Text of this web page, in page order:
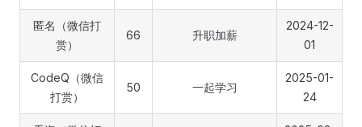
匿名（微信打
赏）
66 升职加薪
2024-12-
01
CodeQ（微信
打赏）
50 一起学习
2025-01-
24